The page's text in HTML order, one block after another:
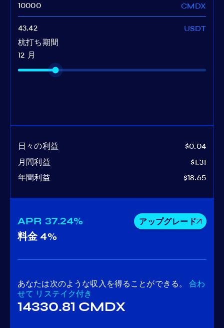
CMDX
USDT
杭打ち期間
12 月
日々の利益
$0.04
月間利益
$1.31
年間利益
$18.65
APR 37.24% アップグレード
料金4%
あなたは次のような収入を得ることができる。
合わ
せて リステイク付き
14330.81 CMDX